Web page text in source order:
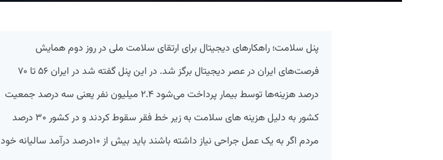
پنل سلامت؛ راهکارهای دیجیتال برای ارتقای سلامت ملی در روز دوم همایش
فرصت‌های ایران در عصر دیجیتال برگز شد. در این پنل گفته شد در ایران ۵۶ تا ۷۰
درصد هزینه‌ها توسط بیمار پرداخت می‌شود ۲.۴ میلیون نفر یعنی سه درصد جمعیت
کشور به دلیل هزینه های سلامت به زیر خط فقر سقوط کردند و در کشور ۳۰ درصد
مردم اگر به یک عمل جراحی نیاز داشته باشند باید بیش از ۱۰درصد درآمد سالیانه خود